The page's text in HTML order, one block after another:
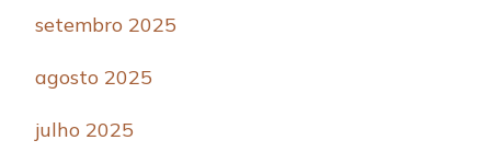
setembro 2025
agosto 2025
julho 2025